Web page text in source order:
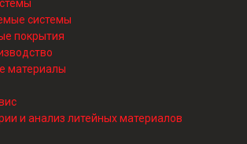
системы
покрытия
материалы
и анализ литейных материалов